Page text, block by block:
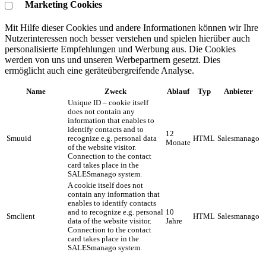
Marketing Cookies
Mit Hilfe dieser Cookies und andere Informationen können wir Ihre
Nutzerinteressen noch besser verstehen und spielen hierüber auch
personalisierte Empfehlungen und Werbung aus. ​Die Cookies
werden von uns und unseren Werbepartnern gesetzt. Dies
ermöglicht auch eine geräteübergreifende Analyse.
Name Zweck Ablauf Typ Anbieter
Smuuid
Unique ID – cookie itself
does not contain any
information that enables to
identify contacts and to
recognize e.g. personal data
of the website visitor.
Connection to the contact
card takes place in the
SALESmanago system.
12
Monate HTML Salesmanago
Smclient
A cookie itself does not
contain any information that
enables to identify contacts
and to recognize e.g. personal
data of the website visitor.
Connection to the contact
card takes place in the
SALESmanago system.
10
Jahre
HTML Salesmanago